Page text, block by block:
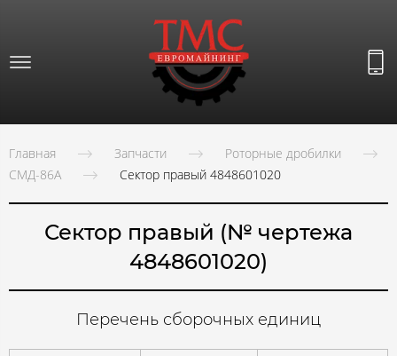
Главная Запчасти
Роторные дробилки
СМД-86А
Сектор правый 4848601020
Сектор правый (№ чертежа
4848601020)
Перечень сборочных единиц